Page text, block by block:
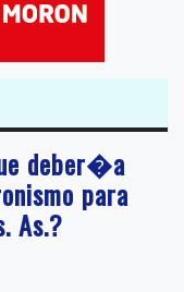
deber�a
para
As.?